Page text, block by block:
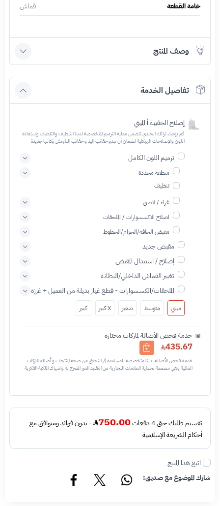
خامة القطعة
قماش
وصف المنتج
تفاصيل الخدمة
إصلاح الحقيبة أ الميني
قم بإحياء تراثك الجلدي تتضمن عملية الترميم المتخصصة لدينا التنظيف والتلطيف واستعادة
اللون والإصلاحات الهيكلية لضمان أن تبدو حقائب اليد و حقائب الباوتش وكأنها جديدة
ترميم اللون الكامل
منطقة محددة
تنظيف
غراء / لاصق
اصلاح الاكسسوارات / الملحقات
مقبض الحافة/الحزام/الخطوط
مقبض جديد
إصلاح / استبدال المقبض
تغيير القماش الداخلي/البطانة
الملحقات/الكسسوارات - قطع غيار بديلة من العميل + غرزة
ميني متوسط صغير X كبير كبير
خدمة فحص الأصالة لماركات مختارة
435.67
خدمة فحص الأصالة لدينا متخصصة للمساعدة في التحقق من صحة المنتجات و أصالة الماركات
العالمية وهي مصممة لحماية العلامات التجارية من التقليد الغير المصرح به وانتهاك الملكية الفكرية
في القطعه
تقسيم طلبك حتى 4 دفعات 750.00
- بدون فوائد ومتوافق مع
أحكام الشريعة الإسلامية
اتبع هذا المنتج
شارك الموضوع مع صديق: